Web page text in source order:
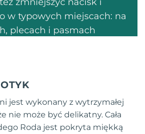
w typowych miejscach: na
plecach i pasmach
jest wykonany z wytrzymałej
nie może być delikatny. Cała
Roda jest pokryta miękką